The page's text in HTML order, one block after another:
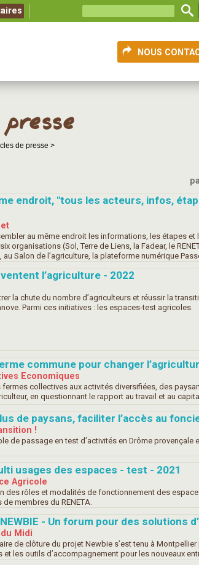
NOUS
de presse >
endroit, "tous les acteurs, infos,
au même endroit les informations, les étapes et
organisations (Sol, Terre de Liens, la Fadear, le
au Salon de l’agriculture, la plateforme numérique
l’agriculture - 2022
la chute du nombre d’agriculteurs et réussir la
Parmi ces initiatives : les espaces-test agricoles.
commune pour changer
Economiques
fermes collectives aux activités diversifiées, des
en questionnant le rapport au travail et au
de paysans, faciliter l’accès au
!
de passage en test d’activités en Drôme provençale
usages des espaces - test - 2021
Agricole
des rôles et modalités de fonctionnement des
de membres du RENETA.
- Un forum pour des solutions
du Midi
de clôture du projet Newbie s’est tenu à
et les outils d’accompagnement pour les nouveaux